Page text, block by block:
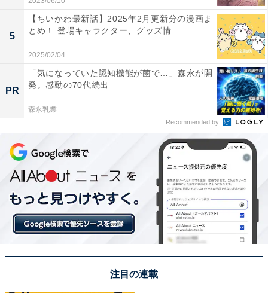
『ONE PIECE 100』（画像出典： Amazon）​​​​​​
5
【ちいかわ最新話】2025年2月更新分の漫画ま
とめ！ 登場キャラクター、グッズ情...
2025/02/04
PR
「気になっていた認知機能が菌で…」森永が開
発。感動の70代続出
森永乳業
Recommended by
注目の連載